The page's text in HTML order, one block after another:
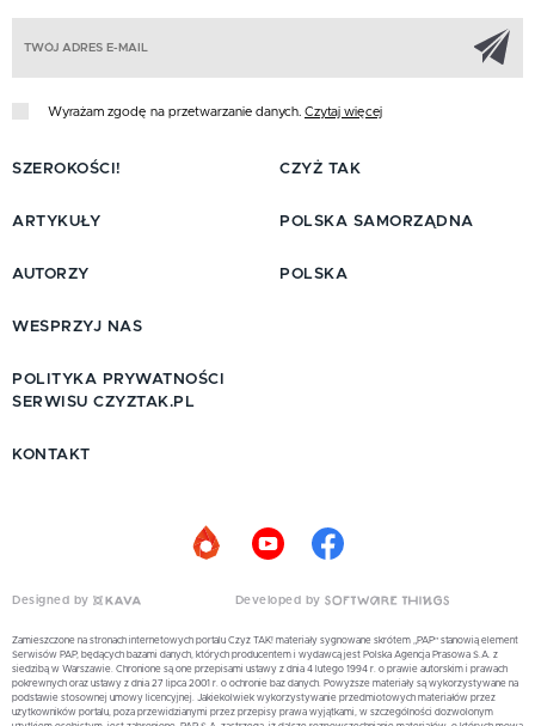
Wyrażam zgodę na przetwarzanie danych. Czytaj więcej
SZEROKOŚCI!
ARTYKUŁY
AUTORZY
CZYŻ TAK
POLSKA SAMORZĄDNA
POLSKA
WESPRZYJ NAS
POLITYKA PRYWATNOŚCI
SERWISU CZYZTAK.PL
KONTAKT
Designed by Developed by
Zamieszczone na stronach internetowych portalu Czyż TAK! materiały sygnowane skrótem „PAP” stanowią element
Serwisów PAP, będących bazami danych, których producentem i wydawcą jest Polska Agencja Prasowa S.A. z
siedzibą w Warszawie. Chronione są one przepisami ustawy z dnia 4 lutego 1994 r. o prawie autorskim i prawach
pokrewnych oraz ustawy z dnia 27 lipca 2001 r. o ochronie baz danych. Powyższe materiały są wykorzystywane na
podstawie stosownej umowy licencyjnej. Jakiekolwiek wykorzystywanie przedmiotowych materiałów przez
użytkowników portalu, poza przewidzianymi przez przepisy prawa wyjątkami, w szczególności dozwolonym